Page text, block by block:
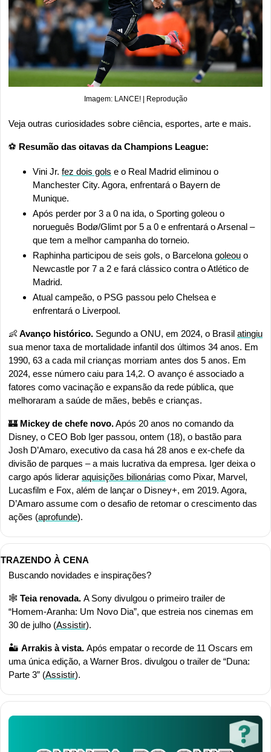
Imagem: LANCE! | Reprodução
Veja outras curiosidades sobre ciência, esportes, arte e mais.
⚽ Resumão das oitavas da Champions League:
Vini Jr. fez dois gols e o Real Madrid eliminou o
Manchester City. Agora, enfrentará o Bayern de
Munique.
Após perder por 3 a 0 na ida, o Sporting goleou o
norueguês Bodø/Glimt por 5 a 0 e enfrentará o Arsenal –
que tem a melhor campanha do torneio.
Raphinha participou de seis gols, o Barcelona goleou o
Newcastle por 7 a 2 e fará clássico contra o Atlético de
Madrid.
Atual campeão, o PSG passou pelo Chelsea e
enfrentará o Liverpool.
👶 Avanço histórico. Segundo a ONU, em 2024, o Brasil atingiu
sua menor taxa de mortalidade infantil dos últimos 34 anos. Em
1990, 63 a cada mil crianças morriam antes dos 5 anos. Em
2024, esse número caiu para 14,2. O avanço é associado a
fatores como vacinação e expansão da rede pública, que
melhoraram a saúde de mães, bebês e crianças.
🏰 Mickey de chefe novo. Após 20 anos no comando da
Disney, o CEO Bob Iger passou, ontem (18), o bastão para
Josh D’Amaro, executivo da casa há 28 anos e ex-chefe da
divisão de parques – a mais lucrativa da empresa. Iger deixa o
cargo após liderar aquisições bilionárias como Pixar, Marvel,
Lucasfilm e Fox, além de lançar o Disney+, em 2019. Agora,
D’Amaro assume com o desafio de retomar o crescimento das
ações (aprofunde).
TRAZENDO À CENA
Buscando novidades e inspirações?
🕸️ Teia renovada. A Sony divulgou o primeiro trailer de
“Homem-Aranha: Um Novo Dia”, que estreia nos cinemas em
30 de julho (Assistir).
🏜️ Arrakis à vista. Após empatar o recorde de 11 Oscars em
uma única edição, a Warner Bros. divulgou o trailer de “Duna:
Parte 3” (Assistir).